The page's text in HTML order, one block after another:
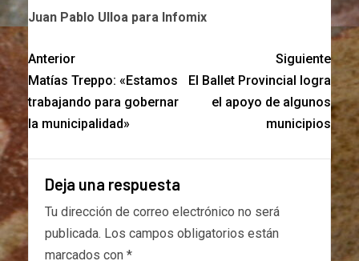
Juan Pablo Ulloa para Infomix
Anterior
Matías Treppo: «Estamos
trabajando para gobernar
la municipalidad»
Siguiente
El Ballet Provincial logra
el apoyo de algunos
municipios
Deja una respuesta
Tu dirección de correo electrónico no será
publicada. Los campos obligatorios están
marcados con *